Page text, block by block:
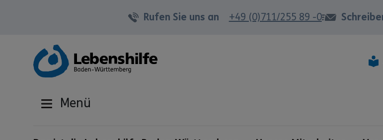
Rufen Sie uns an +49 (0)711/255 89 -0
Menü